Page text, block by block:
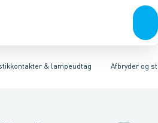
& lampeudtag
& lampeudtagForgreningsmateriel
Afbryder og
kombinationInstallationsafbryder